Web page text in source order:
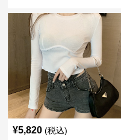
¥5,820 (税込)